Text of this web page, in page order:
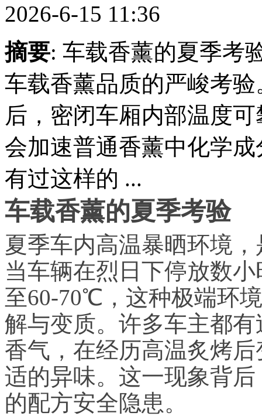
2026-6-15 11:36
摘要: 车载香薰的夏季考
车载香薰品质的严峻考
后，密闭车厢内部温度
会加速普通香薰中化学
有过这样的 ...
车载香薰的夏季考验
夏季车内高温暴晒环境
当车辆在烈日下停放数
至60-70℃，这种极端环
解与变质。许多车主都
香气，在经历高温炙烤
适的异味。这一现象背
的配方安全隐患。